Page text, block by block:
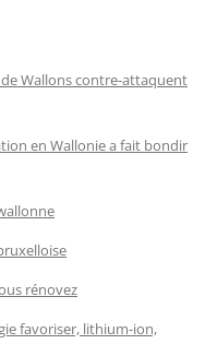
Wallons contre-attaquent
en Wallonie a fait bondir
rénovez
favoriser, lithium-ion,